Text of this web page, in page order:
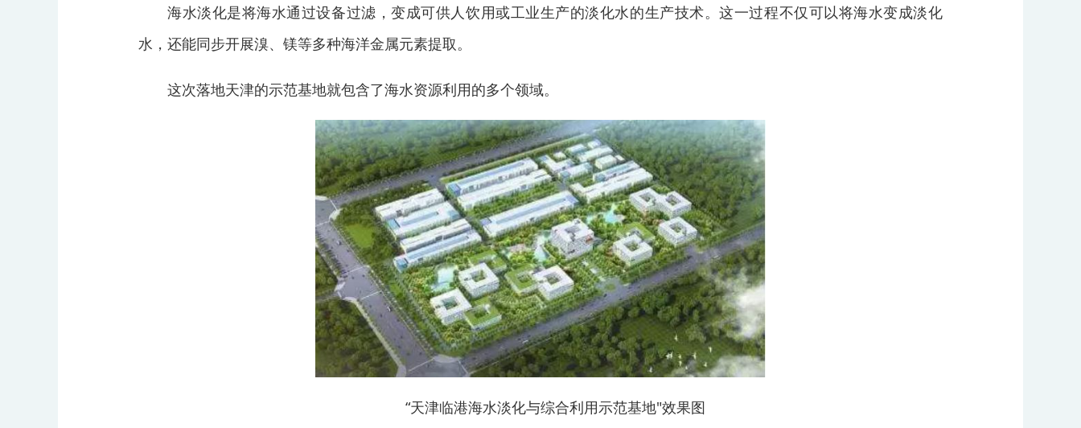
海水淡化是将海水通过设备过滤，变成可供人饮用或工业生产的淡化水的生产技术。这一过程不仅可以将海水变成淡化
水，还能同步开展溴、镁等多种海洋金属元素提取。
这次落地天津的示范基地就包含了海水资源利用的多个领域。
“天津临港海水淡化与综合利用示范基地"效果图